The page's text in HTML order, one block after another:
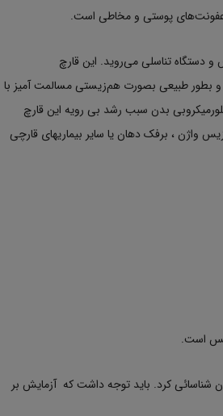
عفونت‌های پوستی و مخاطی است.
دستگاه تناسلی می‌روید. این قارچ
و بطور طبیعی بصورت هم‌زیستی مسالمت آمیز با
بدن سبب رشد بی رویه این قارچ
واژن ، برفک دهان یا سایر بیماریهای قارچی
است.
کاندیدا آلبیکنس را در مدت ۲ الی ۳ ساعت میتوان شناسائی کرد. باید توجه داشت که آزمایش بر